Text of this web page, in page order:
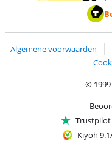
Betalen met iDEAL |
Algemene voorwaarden
© 1999
Trustpilot
Kiyoh